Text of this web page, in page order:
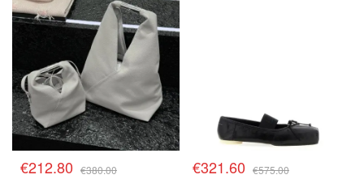
€212.80 €380.00 €321.60 €575.00